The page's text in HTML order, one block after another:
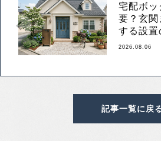
宅配ボッ
要？玄関
する設置
2026.08.06
記事一覧に戻